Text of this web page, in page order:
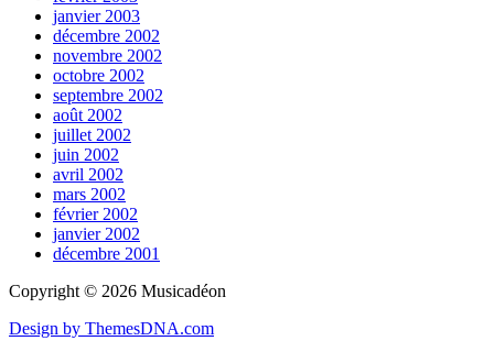
janvier 2003
décembre 2002
novembre 2002
octobre 2002
septembre 2002
août 2002
juillet 2002
juin 2002
avril 2002
mars 2002
février 2002
janvier 2002
décembre 2001
Copyright © 2026 Musicadéon
Design by ThemesDNA.com